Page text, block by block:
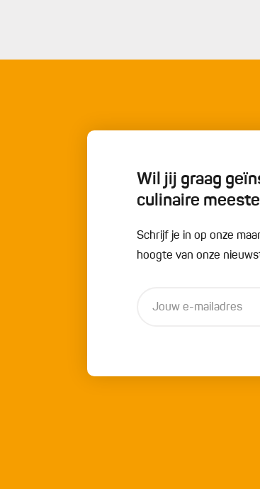
Wil jij graag
culinaire
Schrijf je in op onze
hoogte van onze